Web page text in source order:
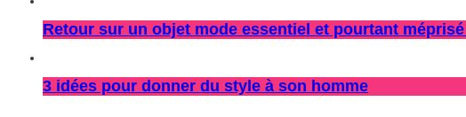
Retour sur un objet mode essentiel et pourtant
3 idées pour donner du style à son homme